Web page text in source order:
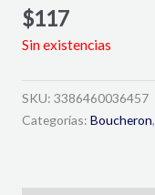
$117
Sin existencias
SKU: 3386460036457
Categorías: Boucheron,